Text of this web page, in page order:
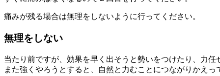
痛みが残る場合は無理をしないように行ってください。
無理をしない
当たり前ですが、効果を早く出そうと勢いをつけたり、力
また強くやろうとすると、自然と力むことにつながりかえっ